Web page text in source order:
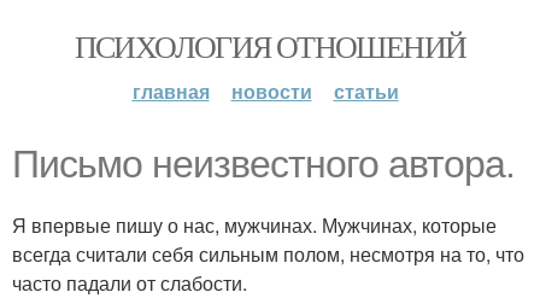
ПСИХОЛОГИЯ ОТНОШЕНИЙ
главная новости статьи
Письмо неизвестного автора.
Я впервые пишу о нас, мужчинах. Мужчинах, которые
всегда считали себя сильным полом, несмотря на то, что
часто падали от слабости.